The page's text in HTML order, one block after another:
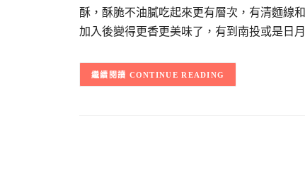
酥，酥脆不油膩吃起來更有層次，有清麵線
加入後變得更香更美味了，有到南投或是日
CONTINUE READING